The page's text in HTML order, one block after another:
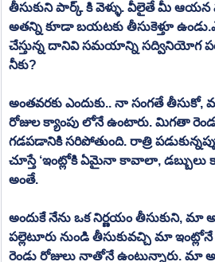
తీసుకుని పార్క్ కి వెళ్ళు. వీలైతే మీ
అతన్ని కూడా బయటకు తీసుకెళ్తూ
చేస్తున్న దానివి సమయాన్ని సద్వినియోగ
నీకు?
అంతవరకు ఎందుకు.. నా సంగతే
రోజుల క్యాంపు లోనే ఉంటారు. మిగతా
గడపడానికి సరిపోతుంది. రాత్రి
చూస్తే ‘ఇంట్లోకి ఏమైనా కావాలా, డబ్బులు
అంతే.
అందుకే నేను ఒక నిర్ణయం తీసుకుని, మా
పల్లెటూరు నుండి తీసుకువచ్చి మా ఇంట్లోనే
రెండు రోజులు నాతోనే ఉంటున్నారు. మా